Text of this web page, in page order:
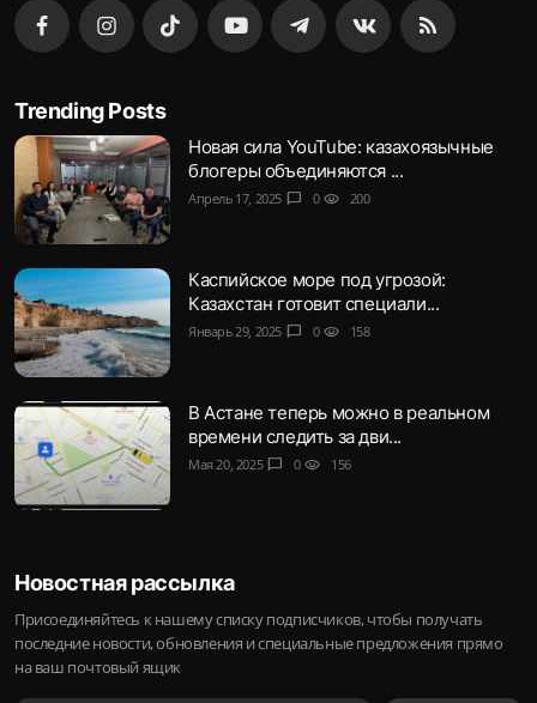
Trending Posts
Новая сила YouTube: казахоязычные
блогеры объединяются ...
Апрель 17, 2025 chat_bubble 0 visibility 200
Каспийское море под угрозой:
Казахстан готовит специали...
Январь 29, 2025 chat_bubble 0 visibility 158
В Астане теперь можно в реальном
времени следить за дви...
Мая 20, 2025 chat_bubble 0 visibility 156
Новостная рассылка
Присоединяйтесь к нашему списку подписчиков, чтобы получать
последние новости, обновления и специальные предложения прямо
на ваш почтовый ящик